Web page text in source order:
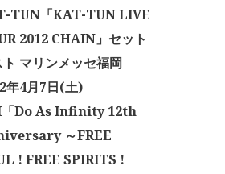
TUN「KAT-TUN LIVE
2012 CHAIN」セット
ト マリンメッセ福岡
年4月7日(土)
Do As Infinity 12th
～FREE
! FREE SPIRITS !